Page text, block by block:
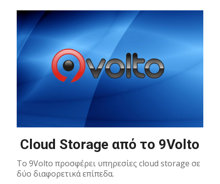
Cloud Storage από το 9Volto
To 9Volto προσφέρει υπηρεσίες cloud storage σε
δύο διαφορετικά επίπεδα.